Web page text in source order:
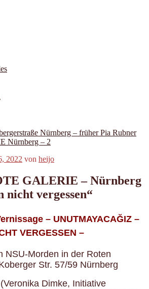
Nürnberg – früher Pia Rubner
Nürnberg – 2
2022 von heijo
GALERIE – Nürnberg
nicht vergessen“
– UNUTMAYACAĞIZ –
VERGESSEN –
NSU-Morden in der Roten
Str. 57/59 Nürnberg
Dimke, Initiative